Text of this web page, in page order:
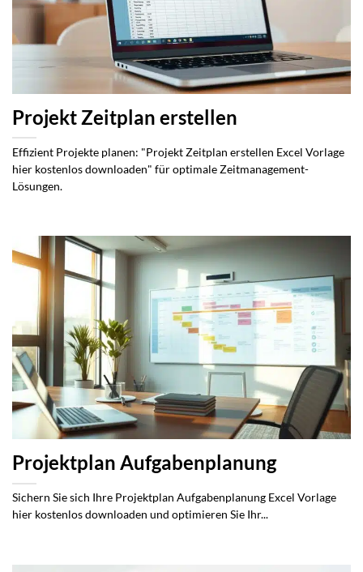
Projekt Zeitplan erstellen
Effizient Projekte planen: "Projekt Zeitplan erstellen Excel Vorlage
hier kostenlos downloaden" für optimale Zeitmanagement-
Lösungen.
Projektplan Aufgabenplanung
Sichern Sie sich Ihre Projektplan Aufgabenplanung Excel Vorlage
hier kostenlos downloaden und optimieren Sie Ihr...